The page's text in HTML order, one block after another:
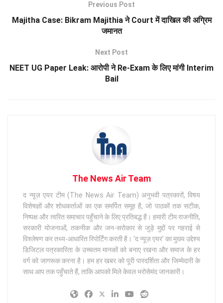
Previous Post
Majitha Case: Bikram Majithia ने Court में दाखिल की अग्रिम
जमानत
Next Post
NEET UG Paper Leak: आरोपी ने Re-Exam के लिए मांगी Interim
Bail
The News Air Team
द न्यूज़ एयर टीम (The News Air Team) अनुभवी पत्रकारों, विषय
विशेषज्ञों और शोधकर्ताओं का एक समर्पित समूह है, जो पाठकों तक सटीक,
निष्पक्ष और त्वरित समाचार पहुँचाने के लिए प्रतिबद्ध है। हमारी टीम राजनीति,
सरकारी योजनाओं, तकनीक और जन-सरोकार से जुड़े मुद्दों पर गहराई से
विश्लेषण कर तथ्य-आधारित रिपोर्टिंग करती है। 'द न्यूज़ एयर' का मुख्य उद्देश्य
डिजिटल पत्रकारिता के उच्चतम मानकों को बनाए रखना और समाज के हर
वर्ग को जागरूक करना है। हम हर खबर को पूरी पारदर्शिता और जिम्मेदारी के
साथ आप तक पहुँचाते हैं, ताकि आपको मिले केवल भरोसेमंद जानकारी।